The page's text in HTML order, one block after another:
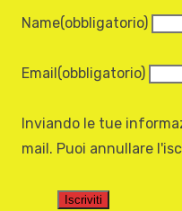
Name(obbligatorio)
Email(obbligatorio)
Inviando le tue
mail. Puoi annullare
Iscriviti